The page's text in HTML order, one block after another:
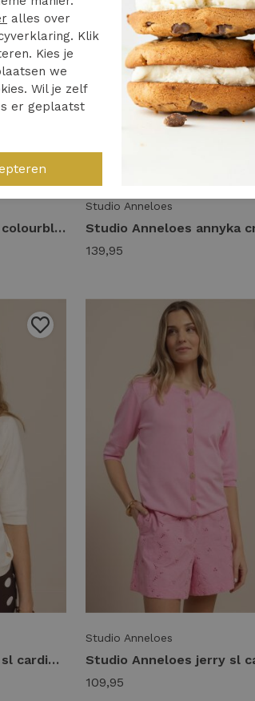
Studio Anneloes jerry colourblock cardigan 14066 Vest 8182 light teal/teal
Studio Anneloes
139,95
Studio Anneloes jerry sl cardigan 13988 Vest 1700 ecru
Studio Anneloes
109,95
alles over
Klik
Kies je
we
Wil je zelf
er geplaatst